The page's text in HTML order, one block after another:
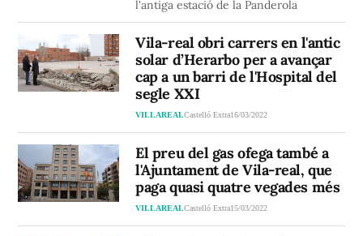
l'antiga estació de la Panderola
Vila-real obri carrers en l'antic
solar d’Herarbo per a avançar
cap a un barri de l'Hospital del
segle XXI
VILLAREALCastelló Extra16/03/2022
El preu del gas ofega també a
l'Ajuntament de Vila-real, que
paga quasi quatre vegades més
VILLAREALCastelló Extra15/03/2022